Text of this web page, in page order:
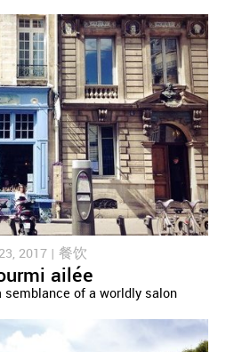
2017 | 餐饮
ailée
of a worldly salon